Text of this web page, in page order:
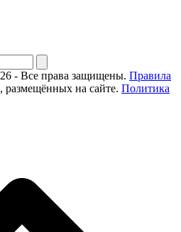
- Все права защищены. Правила
, размещённых на сайте. Политика